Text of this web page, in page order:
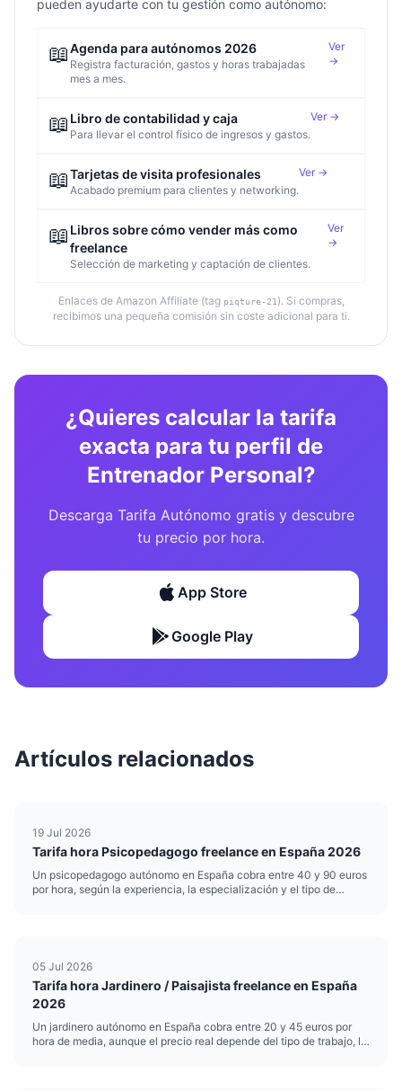
pueden ayudarte con tu gestión como autónomo:
📖Agenda para autónomos 2026
Registra facturación, gastos y horas trabajadas
mes a mes.
Ver
→
📖 Libro de contabilidad y caja
Para llevar el control físico de ingresos y gastos.
Ver →
📖Tarjetas de visita profesionales
Acabado premium para clientes y networking.
Ver →
📖 Libros sobre cómo vender más como
freelance
Selección de marketing y captación de clientes.
Ver
→
Enlaces de Amazon Affiliate (tag piqture-21 ). Si compras,
recibimos una pequeña comisión sin coste adicional para ti.
¿Quieres calcular la tarifa
exacta para tu perfil de
Entrenador Personal?
Descarga Tarifa Autónomo gratis y descubre
tu precio por hora.
App Store
Google Play
Artículos relacionados
19 Jul 2026
Tarifa hora Psicopedagogo freelance en España 2026
Un psicopedagogo autónomo en España cobra entre 40 y 90 euros
por hora, según la experiencia, la especialización y el tipo de
05 Jul 2026
Tarifa hora Jardinero / Paisajista freelance en España
2026
Un jardinero autónomo en España cobra entre 20 y 45 euros por
hora de media, aunque el precio real depende del tipo de trabajo, la